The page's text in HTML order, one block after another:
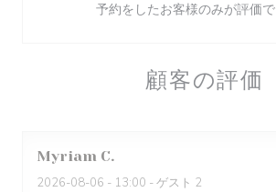
顧客の評価
Myriam C
2026-08-06 - 13:00 - ゲスト 2
予約をしたお客様のみが評価